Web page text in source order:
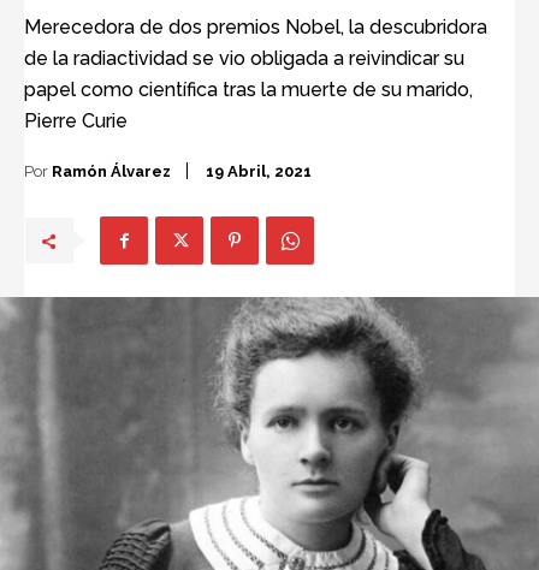
Merecedora de dos premios Nobel, la descubridora
de la radiactividad se vio obligada a reivindicar su
papel como científica tras la muerte de su marido,
Pierre Curie
Por Ramón Álvarez 19 Abril, 2021